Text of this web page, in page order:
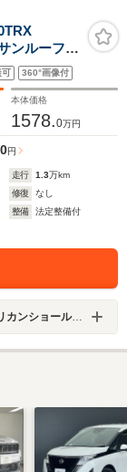
サンルーフ
ラー ヘッ
可 360°画像付
本体価格
1578.0万円
円
走行 1.3万km
修復
なし
整備
法定整備付
ショールーム